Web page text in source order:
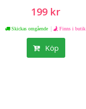
199 kr
Skickas omgående | Finns i butik
Köp